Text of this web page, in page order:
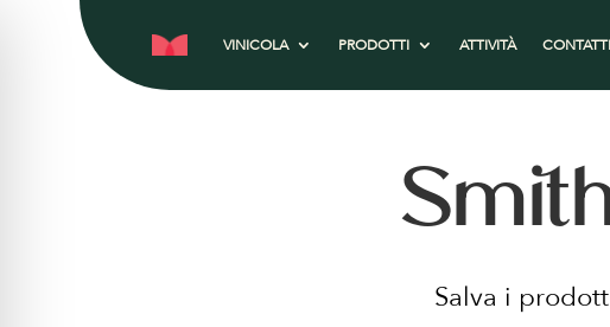
VINICOLA PRODOTTI ATTIVITÀ CONTATTI
Salva i